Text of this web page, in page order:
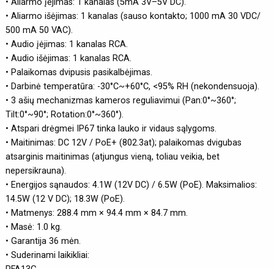
• Aliarmo įėjimas: 1 kanalas (5mA 3V–5V DC).
• Aliarmo išėjimas: 1 kanalas (sauso kontakto; 1000 mA 30 VDC/
500 mA 50 VAC).
• Audio įėjimas: 1 kanalas RCA.
• Audio išėjimas: 1 kanalas RCA.
• Palaikomas dvipusis pasikalbėjimas.
• Darbinė temperatūra: -30°C~+60°C, <95% RH (nekondensuoja).
• 3 ašių mechanizmas kameros reguliavimui (Pan:0°~360°;
Tilt:0°~90°; Rotation:0°~360°).
• Atspari drėgmei IP67 tinka lauko ir vidaus sąlygoms.
• Maitinimas: DC 12V / PoE+ (802.3at); palaikomas dvigubas
atsarginis maitinimas (atjungus vieną, toliau veikia, bet
nepersikrauna).
• Energijos sąnaudos: 4.1W (12V DC) / 6.5W (PoE). Maksimalios:
14.5W (12 V DC); 18.3W (PoE).
• Matmenys: 288.4 mm × 94.4 mm × 84.7 mm.
• Masė: 1.0 kg.
• Garantija 36 mėn.
• Suderinami laikikliai: